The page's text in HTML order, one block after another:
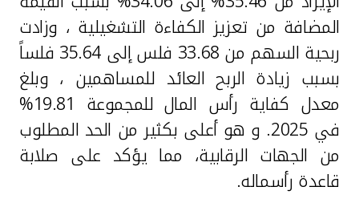
المضافة من تعزيز الكفاءة التشغيلية ، وزادت
ربحية السهم من 33.68 فلس إلى 35.64 فلساً
بسبب زيادة الربح العائد للمساهمين ، وبلغ
معدل كفاية رأس المال
للمجموعة 19.81%
في 2025. و هو أعلى بكثير من الحد المطلوب
من الجهات الرقابية، مما يؤكد على صلابة
قاعدة رأسماله.